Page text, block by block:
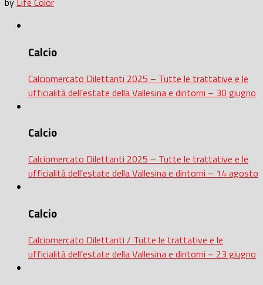
Calcio
Calciomercato Dilettanti 2025 – Tutte le trattative e le
ufficialità dell’estate della Vallesina e dintorni – 30 giugno
Calcio
Calciomercato Dilettanti 2025 – Tutte le trattative e le
ufficialità dell’estate della Vallesina e dintorni – 14 agosto
Calcio
Calciomercato Dilettanti / Tutte le trattative e le
ufficialità dell’estate della Vallesina e dintorni – 23 giugno